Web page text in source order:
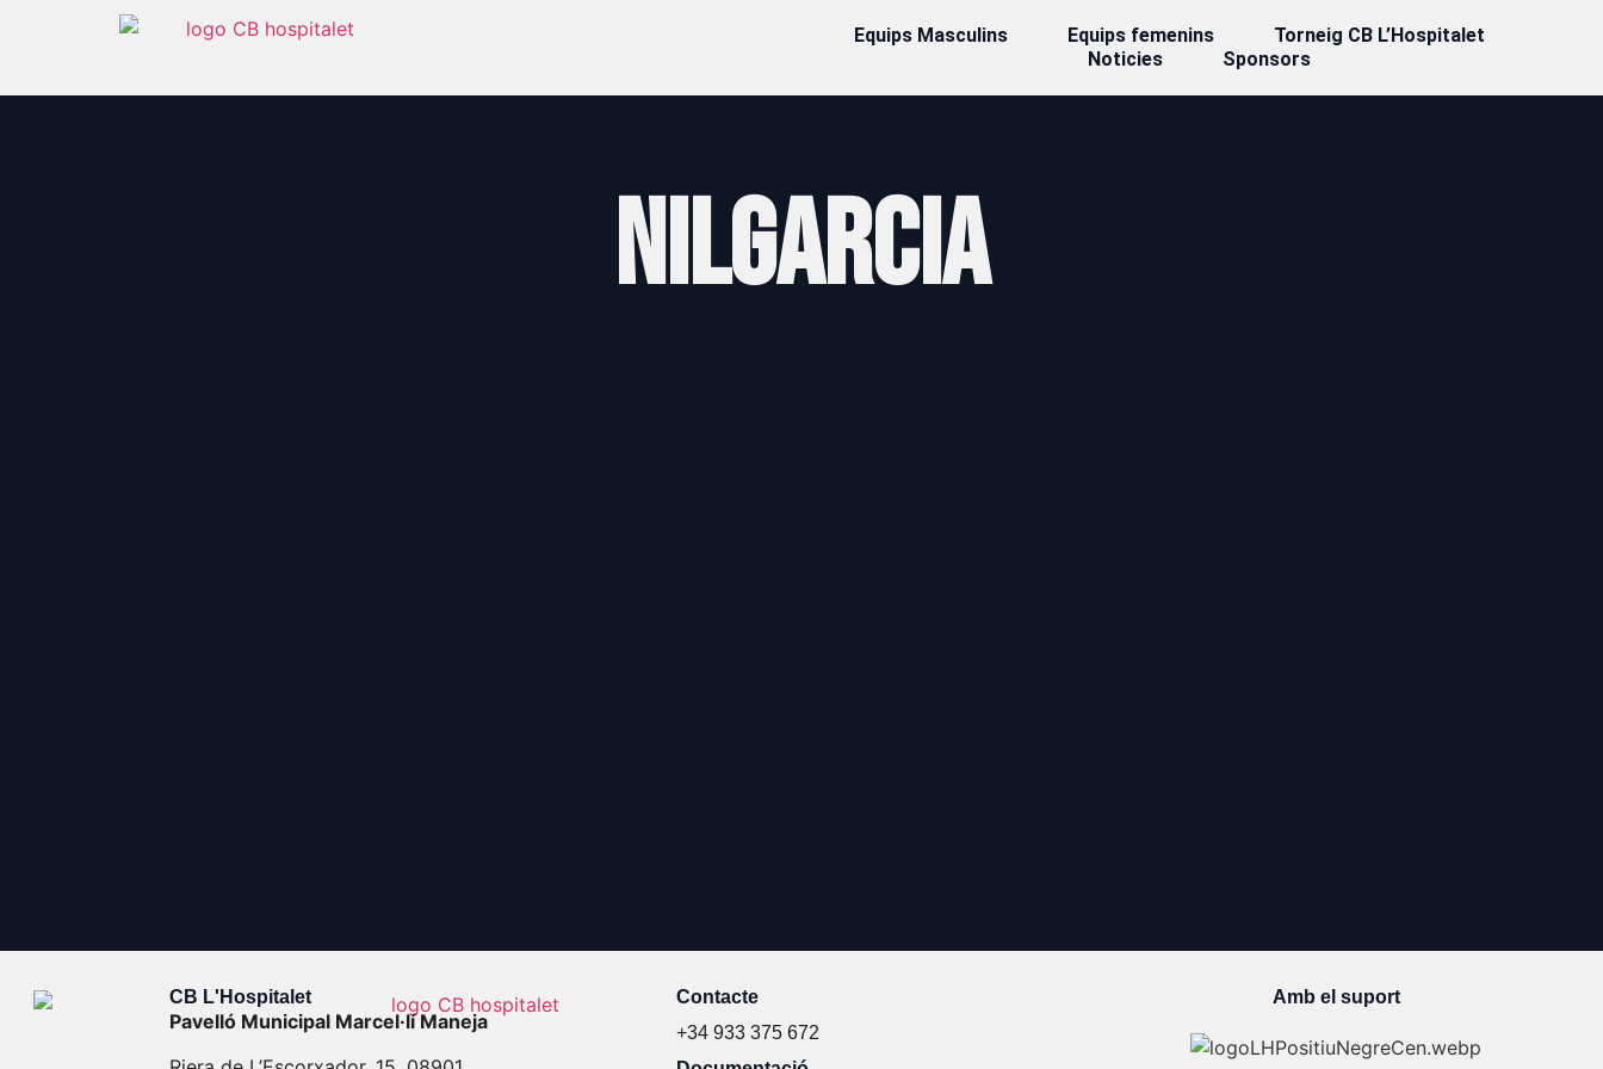
Equips Masculins Equips femenins
Torneig CB L’Hospitalet
Noticies
Sponsors
NilGarcia
CB L'Hospitalet
Pavelló Municipal Marcel·lí Maneja
Contacte
+34 933 375 672
Amb el suport